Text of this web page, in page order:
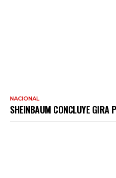
NACIONAL
SHEINBAUM CONCLUYE GIRA